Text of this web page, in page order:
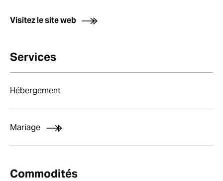
Visitez le site web
Services
Hébergement
Mariage
Commodités